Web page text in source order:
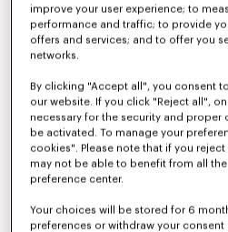
improve your user experience; to
performance and traffic; to provide
offers and services; and to offer you
networks.
By clicking "Accept all", you consent
our website. If you click "Reject all",
necessary for the security and proper
be activated. To manage your
cookies". Please note that if you
may not be able to benefit from all
preference center.
Your choices will be stored for 6
preferences or withdraw your